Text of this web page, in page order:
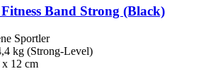
Fitness Band Strong (Black)
Sportler
kg (Strong-Level)
12 cm